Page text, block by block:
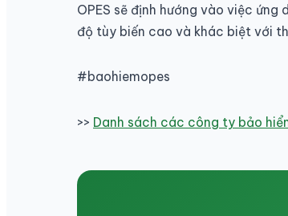
OPES sẽ định hướng vào việc
độ tùy biến cao và khác biệt với
#baohiemopes
>> Danh sách các công ty bảo